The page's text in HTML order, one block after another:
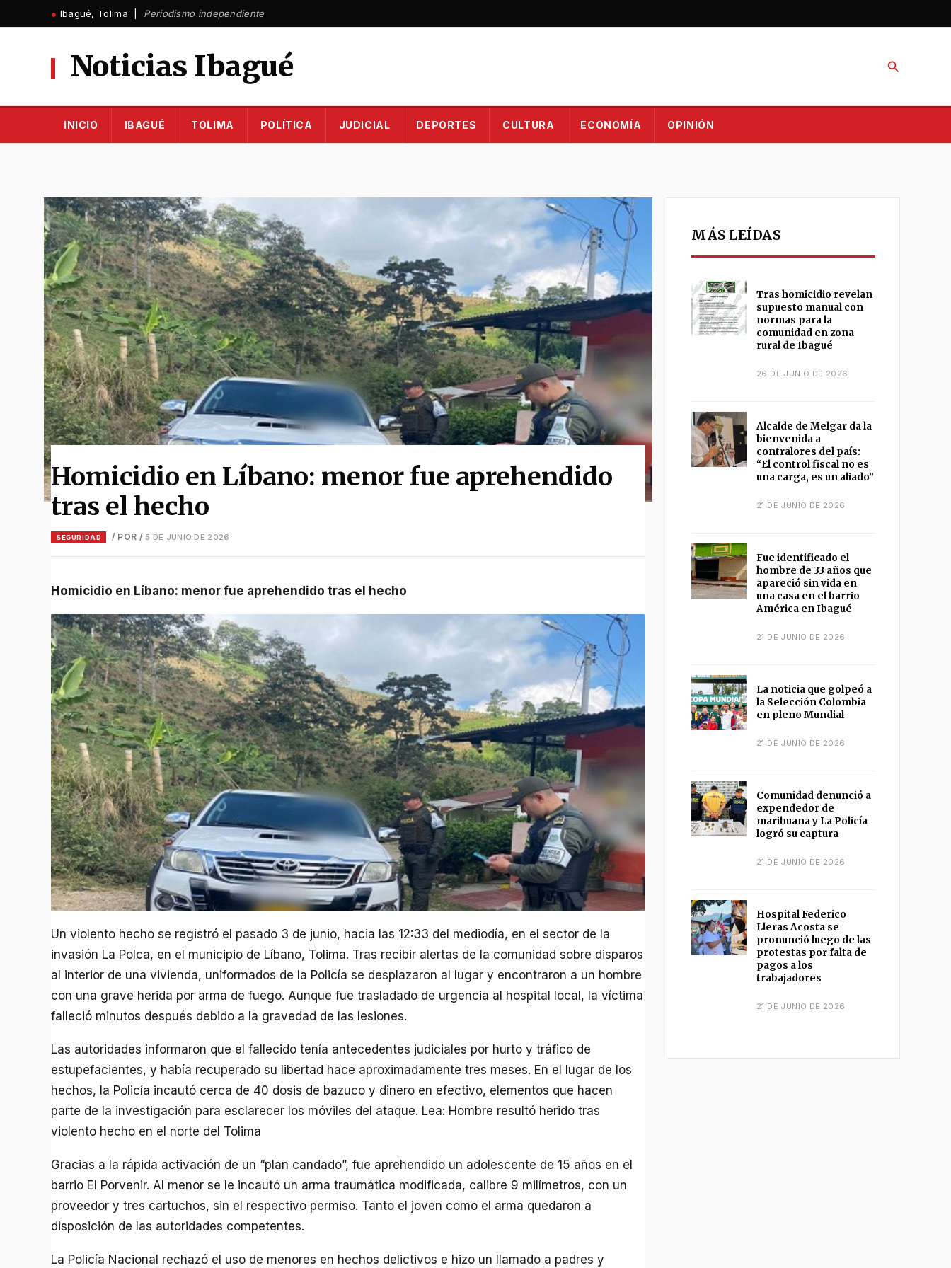
al
● Ibagué, Tolima | Periodismo independiente
Noticias Ibagué Buscar
INICIO IBAGUÉ TOLIMA POLÍTICA JUDICIAL DEPORTES CULTURA ECONOMÍA OPINIÓN
Homicidio en Líbano: menor fue aprehendido
tras el hecho
SEGURIDAD / POR /5 DE JUNIO DE 2026
Homicidio en Líbano: menor fue aprehendido tras el hecho
Un violento hecho se registró el pasado 3 de junio, hacia las 12:33 del mediodía, en el sector de la
invasión La Polca, en el municipio de Líbano, Tolima. Tras recibir alertas de la comunidad sobre disparos
al interior de una vivienda, uniformados de la Policía se desplazaron al lugar y encontraron a un hombre
con una grave herida por arma de fuego. Aunque fue trasladado de urgencia al hospital local, la víctima
falleció minutos después debido a la gravedad de las lesiones.
Las autoridades informaron que el fallecido tenía antecedentes judiciales por hurto y tráfico de
estupefacientes, y había recuperado su libertad hace aproximadamente tres meses. En el lugar de los
hechos, la Policía incautó cerca de 40 dosis de bazuco y dinero en efectivo, elementos que hacen
parte de la investigación para esclarecer los móviles del ataque. Lea: Hombre resultó herido tras
violento hecho en el norte del Tolima
Gracias a la rápida activación de un “plan candado”, fue aprehendido un adolescente de 15 años en el
barrio El Porvenir. Al menor se le incautó un arma traumática modificada, calibre 9 milímetros, con un
proveedor y tres cartuchos, sin el respectivo permiso. Tanto el joven como el arma quedaron a
disposición de las autoridades competentes.
La Policía Nacional rechazó el uso de menores en hechos delictivos e hizo un llamado a padres y
MÁS LEÍDAS
Tras homicidio revelan
supuesto manual con
normas para la
comunidad en zona
rural de Ibagué
26 DE JUNIO DE 2026
Alcalde de Melgar da la
bienvenida a
contralores del país:
“El control fiscal no es
una carga, es un aliado”
21 DE JUNIO DE 2026
Fue identificado el
hombre de 33 años que
apareció sin vida en
una casa en el barrio
América en Ibagué
21 DE JUNIO DE 2026
La noticia que golpeó a
la Selección Colombia
en pleno Mundial
21 DE JUNIO DE 2026
Comunidad denunció a
expendedor de
marihuana y La Policía
logró su captura
21 DE JUNIO DE 2026
Hospital Federico
Lleras Acosta se
pronunció luego de las
protestas por falta de
pagos a los
trabajadores
21 DE JUNIO DE 2026